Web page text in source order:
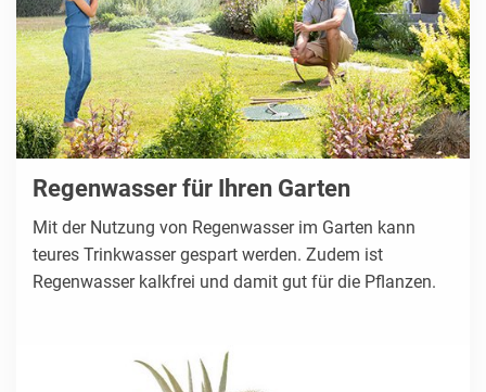
Regenwasser für Ihren Garten
Mit der Nutzung von Regenwasser im Garten kann
teures Trinkwasser gespart werden. Zudem ist
Regenwasser kalkfrei und damit gut für die Pflanzen.